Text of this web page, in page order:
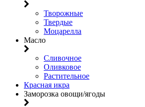
Творожные
Твердые
Моцарелла
Масло
Сливочное
Оливковое
Растительное
Красная икра
Заморозка овощи/ягоды